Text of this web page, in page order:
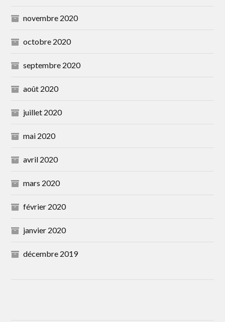
novembre 2020
octobre 2020
septembre 2020
août 2020
juillet 2020
mai 2020
avril 2020
mars 2020
février 2020
janvier 2020
décembre 2019